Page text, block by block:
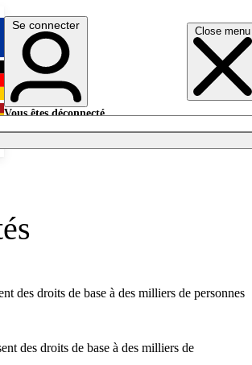
Close menu
English
Deutsch
Se connecter
Vous êtes déconnecté.
des droits de base à des milliers de personnes
des droits de base à des milliers de